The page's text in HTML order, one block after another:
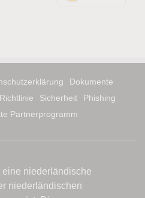
Dokumente
Sicherheit
Phishing
Partnerprogramm